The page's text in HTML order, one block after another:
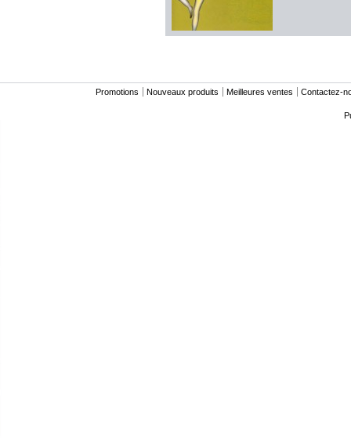
Promotions Nouveaux produits Meilleures ventes
Contactez-